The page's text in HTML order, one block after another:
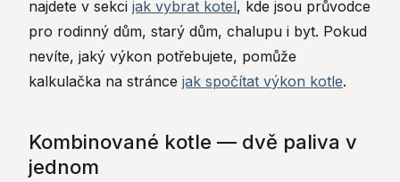
najdete v sekci jak vybrat kotel, kde jsou průvodce
pro rodinný dům, starý dům, chalupu i byt. Pokud
nevíte, jaký výkon potřebujete, pomůže
kalkulačka na stránce jak spočítat výkon kotle.
Kombinované kotle — dvě paliva v
jednom